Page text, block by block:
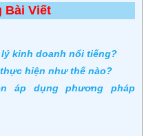
Bài Viết
kinh doanh nổi tiếng?
hiện như thế nào?
áp dụng phương pháp